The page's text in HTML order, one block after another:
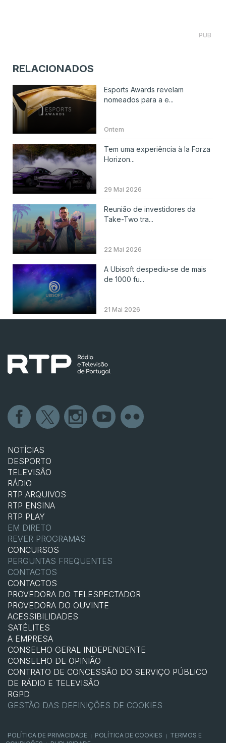
PUB
RELACIONADOS
Esports Awards revelam
nomeados para a e...
Ontem
Tem uma experiência à la Forza
Horizon...
29 Mai 2026
Reunião de investidores da
Take-Two tra...
22 Mai 2026
A Ubisoft despediu-se de mais
de 1000 fu...
21 Mai 2026
NOTÍCIAS
DESPORTO
TELEVISÃO
RÁDIO
RTP ARQUIVOS
RTP ENSINA
RTP PLAY
EM DIRETO
REVER PROGRAMAS
CONCURSOS
PERGUNTAS FREQUENTES
CONTACTOS
CONTACTOS
PROVEDORA DO TELESPECTADOR
PROVEDORA DO OUVINTE
ACESSIBILIDADES
SATÉLITES
A EMPRESA
CONSELHO GERAL INDEPENDENTE
CONSELHO DE OPINIÃO
CONTRATO DE CONCESSÃO DO SERVIÇO PÚBLICO
DE RÁDIO E TELEVISÃO
RGPD
GESTÃO DAS DEFINIÇÕES DE COOKIES
POLÍTICA DE PRIVACIDADE POLÍTICA DE COOKIES
TERMOS E